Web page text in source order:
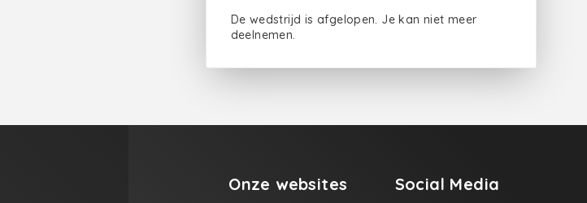
De wedstrijd is afgelopen. Je kan niet meer
deelnemen.
Onze websites Social Media